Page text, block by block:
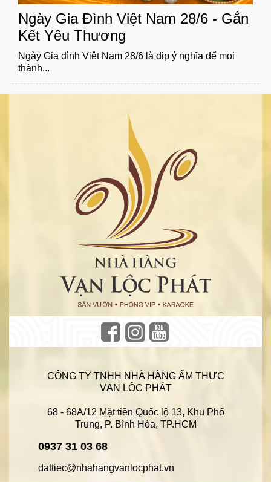
Ngày Gia Đình Việt Nam 28/6 - Gắn
Kết Yêu Thương
Ngày Gia đình Việt Nam 28/6 là dịp ý nghĩa để mọi
thành...
CÔNG TY TNHH NHÀ HÀNG ẨM THỰC
VẠN LỘC PHÁT
68 - 68A/12 Mặt tiền Quốc lộ 13, Khu Phố
Trung, P. Bình Hòa, TP.HCM
0937 31 03 68
dattiec@nhahangvanlocphat.vn